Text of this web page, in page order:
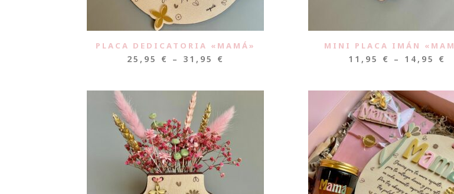
PLACA DEDICATORIA «MAMÁ»
25,95 € – 31,95 €
MINI PLACA IMÁN
11,95 € – 14,95 €